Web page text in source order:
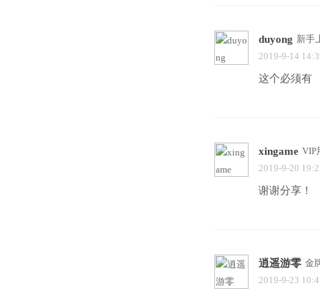
duyong 新手
2019-9-14
这个必须有
xingame VIP
2019-9-20
谢谢分享！
逍遥游零 金
2019-9-23